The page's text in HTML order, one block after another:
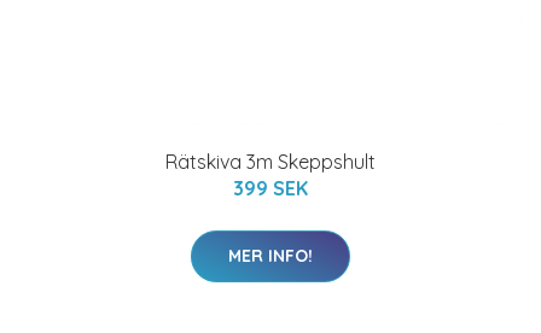
Rätskiva 3m Skeppshult
399 SEK
MER INFO!